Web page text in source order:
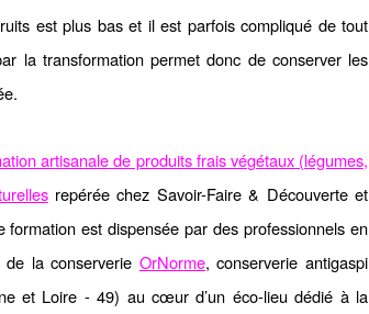
est plus bas et il est parfois compliqué de tout
la transformation permet donc de conserver les
artisanale de produits frais végétaux (légumes,
repérée chez Savoir-Faire & Découverte et
est dispensée par des professionnels en
la conserverie OrNorme, conserverie antigaspi
et Loire - 49) au cœur d’un éco-lieu dédié à la